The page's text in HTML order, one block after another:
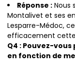
Réponse : Nous
Montalivet et ses
Lesparre-Médoc,
efficacement
Q4 : Pouvez-
en fonction de